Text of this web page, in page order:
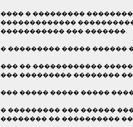
���� � ���������
�������������
����������� ��� �������.
� ��������� ����� ������
��� �� ������������
��� ��������� ��������
��� ����� ����� �����
� ��������� ��� ������
�������� �� ����������